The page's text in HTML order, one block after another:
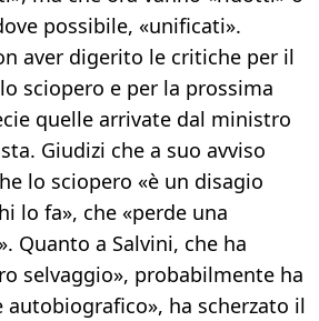
possibile, «unificati».
aver digerito le critiche per il
sciopero e per la prossima
quelle arrivate dal ministro
Giudizi che a suo avviso
lo sciopero «è un disagio
lo fa», che «perde una
Quanto a Salvini, che ha
selvaggio», probabilmente ha
ha scherzato il